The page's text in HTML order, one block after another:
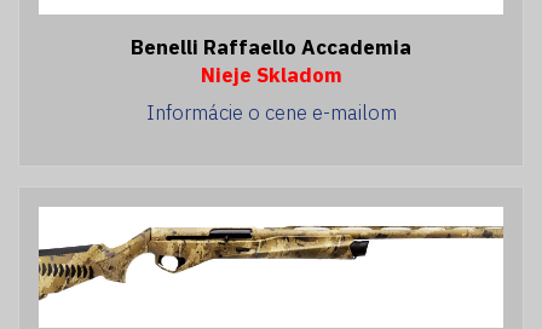
Benelli Raffaello Accademia
Nieje Skladom
Informácie o cene e-mailom